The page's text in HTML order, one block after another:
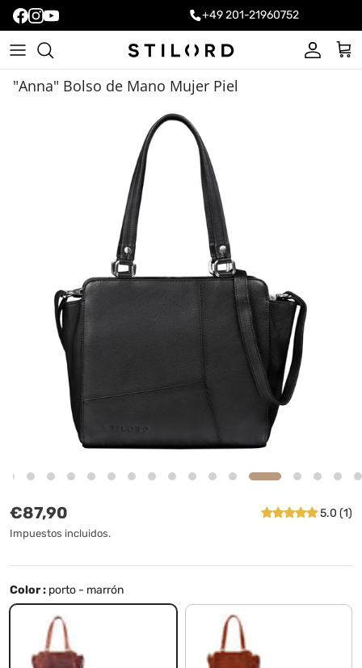
+49 201-21960752
Cuenta
"Anna" Bolso de Mano Mujer Piel
Precio normal
€87,90
Impuestos incluidos.
5.0 (1)
Color : porto - marrón
porto - marrón texas - marrón